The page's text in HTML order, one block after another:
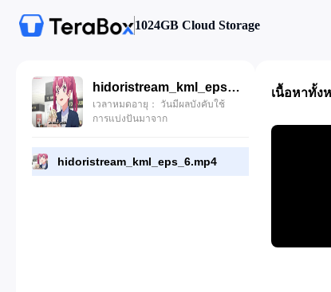
1024GB Cloud Storage
hidoristream_kml_eps_6.mp4
เวลาหมดอายุ： วันมีผลบังคับใช้
การแบ่งปันมาจาก
hidoristream_kml_eps_6.mp4
เนื้อหาทั้ง